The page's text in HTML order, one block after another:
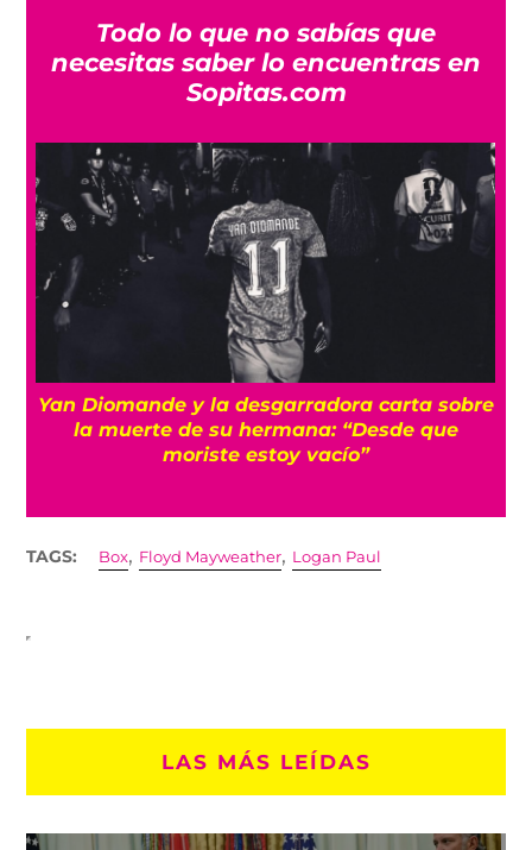
Todo lo que no sabías que
necesitas saber lo encuentras en
Sopitas.com
Yan Diomande y la desgarradora carta sobre
la muerte de su hermana: “Desde que
moriste estoy vacío”
TAGS: Box, Floyd Mayweather, Logan Paul
LAS MÁS LEÍDAS